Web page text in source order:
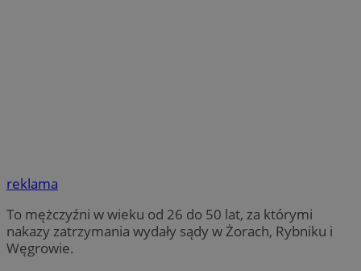
reklama
To mężczyźni w wieku od 26 do 50 lat, za którymi
nakazy zatrzymania wydały sądy w Żorach, Rybniku i
Węgrowie.